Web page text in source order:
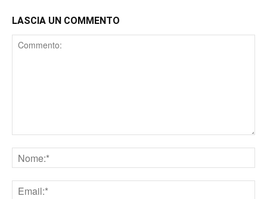
LASCIA UN COMMENTO
Comment
Nome
Email